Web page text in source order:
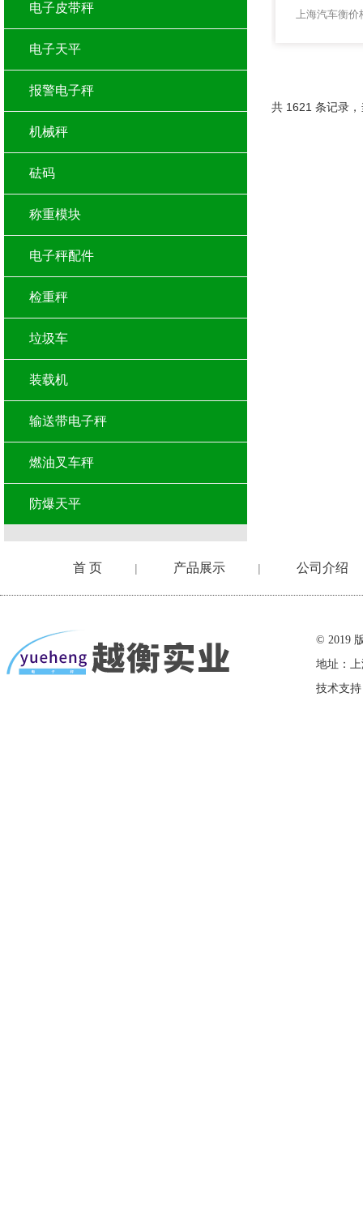
共 1621 条记录
电子皮带秤
电子天平
报警电子秤
机械秤
砝码
称重模块
电子秤配件
检重秤
垃圾车
装载机
输送带电子秤
燃油叉车秤
防爆天平
首 页 | 产品展示 | 公司介绍
© 2019
地址：
技术支